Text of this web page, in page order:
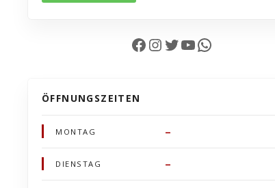
Facebook InstagramTwitter YouTube WhatsApp
ÖFFNUNGSZEITEN
MONTAG –
DIENSTAG –